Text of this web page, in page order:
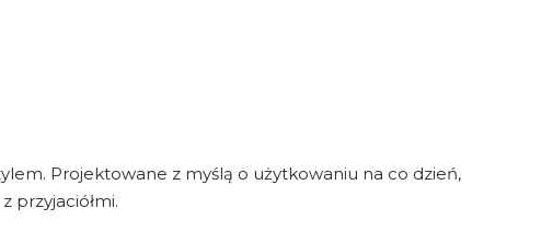
Projektowane z myślą o użytkowaniu na co dzień,
przyjaciółmi.